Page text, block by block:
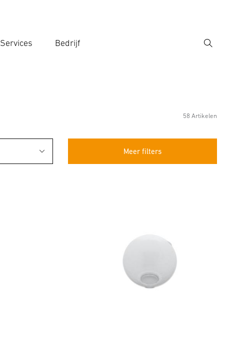
Services Bedrijf
Zoek
58 Artikelen
Meer filters